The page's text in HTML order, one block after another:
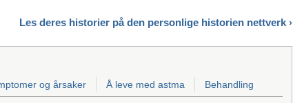
Les deres historier på den personlige historien nettverk ›
og årsaker Å leve med astma Behandling